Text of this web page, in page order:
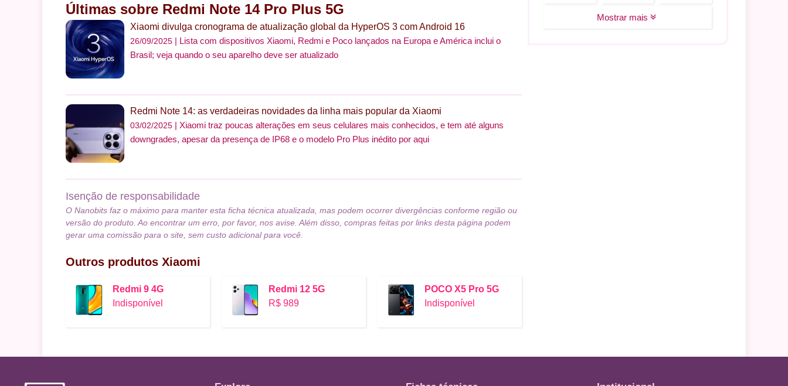
Últimas sobre Redmi Note 14 Pro Plus 5G
Xiaomi divulga cronograma de atualização global da HyperOS 3 com Android 16
26/09/2025
Lista com dispositivos Xiaomi, Redmi e Poco lançados na Europa e América inclui o
Brasil; veja quando o seu aparelho deve ser atualizado
Redmi Note 14: as verdadeiras novidades da linha mais popular da Xiaomi
03/02/2025
Xiaomi traz poucas alterações em seus celulares mais conhecidos, e tem até alguns
downgrades, apesar da presença de IP68 e o modelo Pro Plus inédito por aqui
Isenção de responsabilidade
O Nanobits faz o máximo para manter esta ficha técnica atualizada, mas podem ocorrer divergências conforme região ou
versão do produto. Ao encontrar um erro, por favor, nos avise. Além disso, compras feitas por links desta página podem
gerar uma comissão para o site, sem custo adicional para você.
Outros produtos Xiaomi
Redmi 9 4G
Indisponível
Redmi 12 5G
R$ 989
POCO X5 Pro 5G
Indisponível
Mostrar mais